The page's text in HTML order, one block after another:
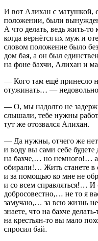
И вот Алихан с матушкой,
положении, были
А что делать, ведь жить-то
когда вернётся их муж и
словом положение было
дом бая, а он был
на фоне бахчи, Алихан и
— Кого там ещё принесло
отужинать… — недовольно
— О, мы надолго не
слышали, тебе нужны
тут же отозвался Алихан.
— Да нужны, отчего же
и воду вы сами себе
на бахче,… но немного!… а
обирали!… Жить станете в
и за помощью ко мне не
и со всем справляться!… И
добросовестно,… не то я
замучаю,… за всю жизнь
знаете, что на бахче
на крестьян-то вы мало
спросил бай.